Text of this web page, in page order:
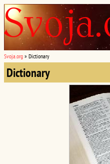
Svoja.org » Dictionary
Dictionary